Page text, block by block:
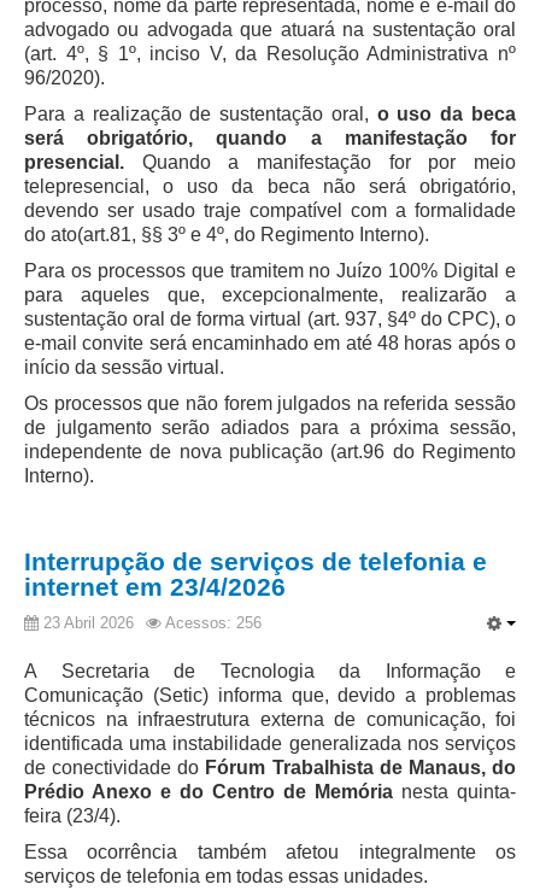
PJE
Plantão Judiciário
Cadastrar Processos
Listar Processos
Portal Conciliação
Inscrição para mediação e conciliação – Cejusc 1º e 2º
grau
Perguntas Frequentes
Eventos
Portal Execução
Portal dos Precatórios e Requisições de
Pequeno Valor
Suspensão e Prorrogação de Prazos
Busca Geral
Estatísticas
Pesquisa de metas Nacionais
Acessibilidade
Editais de Credenciamento
Pontos de Inclusão Digital
Monitoramento do Serviços de TIC
processo, nome da parte representada, nome e e-mail do
advogado ou advogada que atuará na sustentação oral
(art. 4º, § 1º, inciso V, da Resolução Administrativa nº
96/2020).
Para a realização de sustentação oral, o uso da beca
será obrigatório, quando a manifestação for
presencial. Quando a manifestação for por meio
telepresencial, o uso da beca não será obrigatório,
devendo ser usado traje compatível com a formalidade
do ato(art.81, §§ 3º e 4º, do Regimento Interno).
Para os processos que tramitem no Juízo 100% Digital e
para aqueles que, excepcionalmente, realizarão a
sustentação oral de forma virtual (art. 937, §4º do CPC), o
e-mail convite será encaminhado em até 48 horas após o
início da sessão virtual.
Os processos que não forem julgados na referida sessão
de julgamento serão adiados para a próxima sessão,
independente de nova publicação (art.96 do Regimento
Interno).
Interrupção de serviços de telefonia e
internet em 23/4/2026
23 Abril 2026 Acessos: 256
A Secretaria de Tecnologia da Informação e
Comunicação (Setic) informa que, devido a problemas
técnicos na infraestrutura externa de comunicação, foi
identificada uma instabilidade generalizada nos serviços
de conectividade do Fórum Trabalhista de Manaus, do
Prédio Anexo e do Centro de Memória nesta quinta-
feira (23/4).
Essa ocorrência também afetou integralmente os
serviços de telefonia em todas essas unidades.